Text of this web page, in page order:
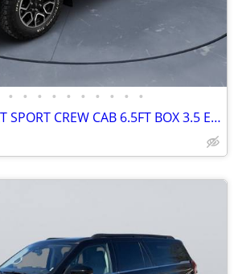
• • • • • • • • • •
2023 FORD F150 XLT SPORT CREW CAB 6.5FT BOX 3.5 ECO BOOST #523066